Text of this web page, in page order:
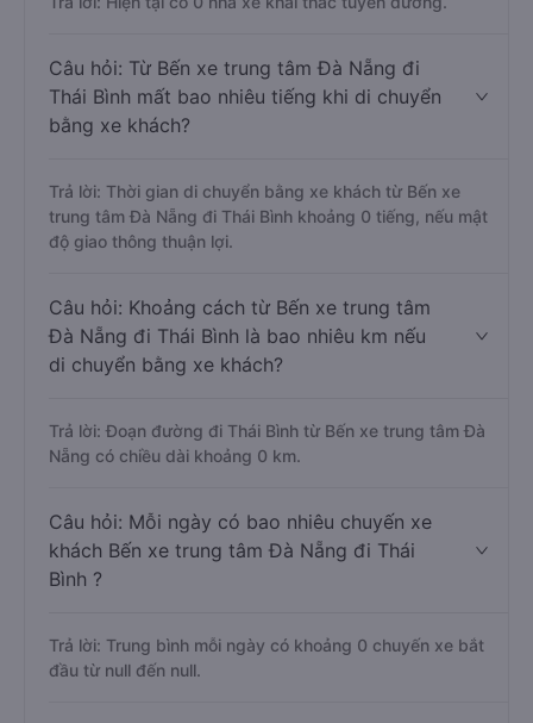
Câu hỏi: Từ Bến xe trung tâm Đà Nẵng đi
Thái Bình mất bao nhiêu tiếng khi di chuyển
bằng xe khách?
Trả lời: Thời gian di chuyển bằng xe khách từ Bến xe
trung tâm Đà Nẵng đi Thái Bình khoảng 0 tiếng, nếu mật
độ giao thông thuận lợi.
Câu hỏi: Khoảng cách từ Bến xe trung tâm
Đà Nẵng đi Thái Bình là bao nhiêu km nếu
di chuyển bằng xe khách?
Trả lời: Đoạn đường đi Thái Bình từ Bến xe trung tâm Đà
Nẵng có chiều dài khoảng 0 km.
Câu hỏi: Mỗi ngày có bao nhiêu chuyến xe
khách Bến xe trung tâm Đà Nẵng đi Thái
Bình ?
Trả lời: Trung bình mỗi ngày có khoảng 0 chuyến xe bắt
đầu từ null đến null.